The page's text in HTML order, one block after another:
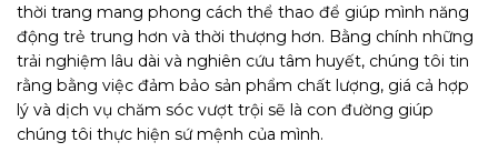
thời trang mang phong cách thể thao để giúp mình năng
động trẻ trung hơn và thời thượng hơn. Bằng chính những
trải nghiệm lâu dài và nghiên cứu tâm huyết, chúng tôi tin
rằng bằng việc đảm bảo sản phẩm chất lượng, giá cả hợp
lý và dịch vụ chăm sóc vượt trội sẽ là con đường giúp
chúng tôi thực hiện sứ mệnh của mình.